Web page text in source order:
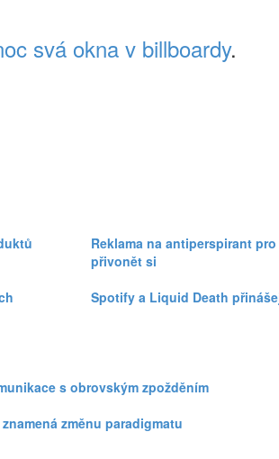
svá okna v billboardy.
Reklama na antiperspirant
přivonět si
Spotify a Liquid Death
s obrovským zpožděním
změnu paradigmatu